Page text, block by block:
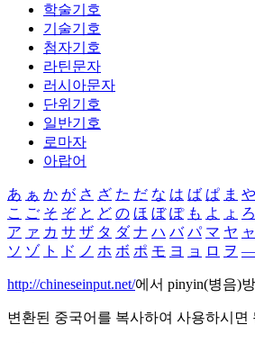
학술기호
기술기호
첨자기호
라틴문자
러시아문자
단위기호
일반기호
로마자
아랍어
あ ぁ か が さ ざ た だ な は ば ぱ ま や
こ ご そ ぞ と ど の ほ ぼ ぽ も よ ょ ろ
ア ァ カ サ ザ タ ダ ナ ハ バ パ マ ヤ ャ
ソ ゾ ト ド ノ ホ ボ ポ モ ヨ ョ ロ ヲ ―
http://chineseinput.net/에서 pinyin(병음)
변환된 중국어를 복사하여 사용하시면